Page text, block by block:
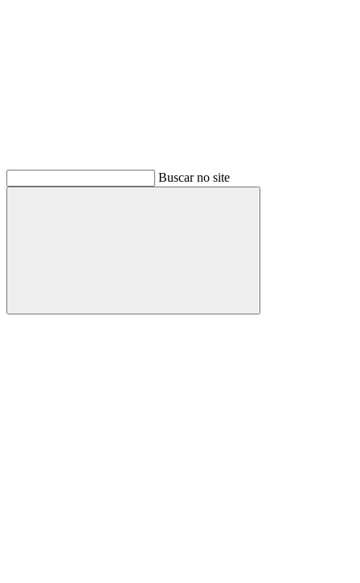
Buscar no site
Buscar